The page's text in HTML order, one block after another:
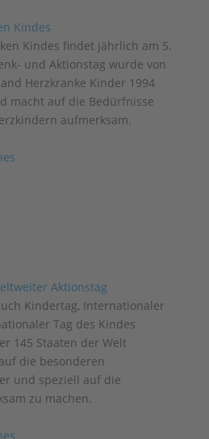
Kindes findet jährlich am 5.
und Aktionstag wurde von
Herzkranke Kinder 1994
macht auf die Bedürfnisse
aufmerksam.
Kindertag, Internationaler
Tag des Kindes
145 Staaten der Welt
die besonderen
und speziell auf die
zu machen.